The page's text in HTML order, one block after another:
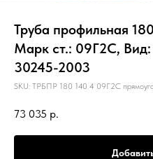
Труба профильная
Марк ст.: 09Г2С,
30245-2003
SKU: ТРБПР 180 140 4 09Г2С
73 035 р.